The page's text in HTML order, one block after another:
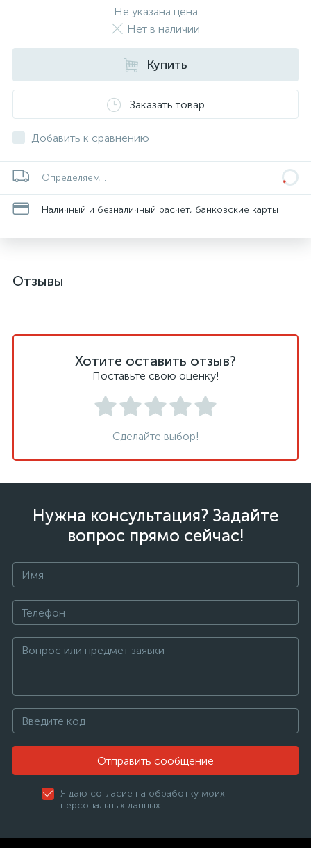
Не указана цена
Нет в наличии
Купить
Заказать товар
Добавить к сравнению
Определяем...
Наличный и безналичный расчет, банковские карты
Отзывы
Хотите оставить отзыв?
Поставьте свою оценку!
Сделайте выбор!
Нужна консультация? Задайте
вопрос прямо сейчас!
Отправить сообщение
Я даю согласие на обработку моих
персональных данных